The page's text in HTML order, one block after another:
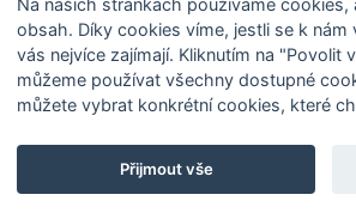
Na našich stránkách používáme
obsah. Díky cookies víme, jestli se k nám
vás nejvíce zajímají. Kliknutím na "Povolit
můžeme používat všechny dostupné
můžete vybrat konkrétní cookies, které
Přijmout vše